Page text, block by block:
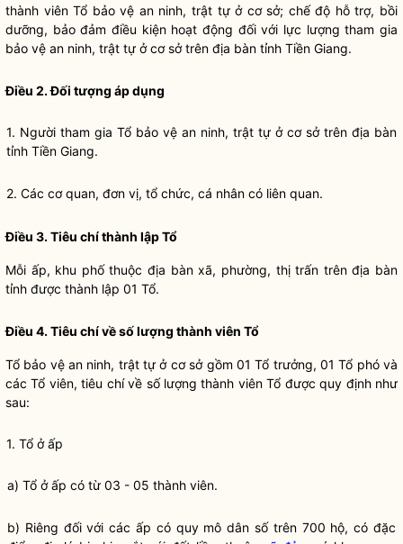
thành viên Tổ bảo vệ an ninh, trật tự ở cơ sở; chế độ hỗ trợ, bồi
dưỡng, bảo đảm điều kiện hoạt động đối với lực lượng tham gia
bảo vệ an ninh, trật tự ở cơ sở trên địa bàn tỉnh Tiền Giang.
Điều 2. Đối tượng áp dụng
1. Người tham gia Tổ bảo vệ an ninh, trật tự ở cơ sở trên địa bàn
tỉnh Tiền Giang.
2. Các cơ quan, đơn vị, tổ chức, cá nhân có liên quan.
Điều 3. Tiêu chí thành lập Tổ
Mỗi ấp, khu phố thuộcđịa bànxã, phường, thị trấn trênđịa bàn
tỉnh được thành lập 01 Tổ.
Điều 4. Tiêu chí về số lượng thành viên Tổ
Tổ bảo vệ an ninh, trật tự ở cơ sở gồm 01 Tổ trưởng, 01 Tổ phó và
các Tổ viên, tiêu chí về số lượng thành viên Tổ được quy định như
sau:
1. Tổ ở ấp
a) Tổ ở ấp có từ 03 - 05 thành viên.
b) Riêng đối với các ấp có quy mô dân số trên 700 hộ, có đặc